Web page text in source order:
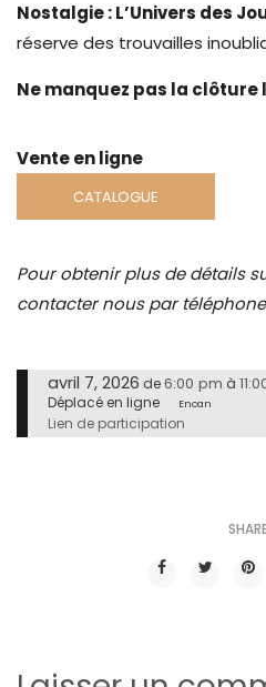
Nostalgie : L’Univers des
réserve des trouvailles
Ne manquez pas la clôture
Vente en ligne
CATALOGUE
Pour obtenir plus de détails
contacter nous par
avril 7, 2026 de6:00 pm à
Déplacé en ligne Encan
Lien de participation